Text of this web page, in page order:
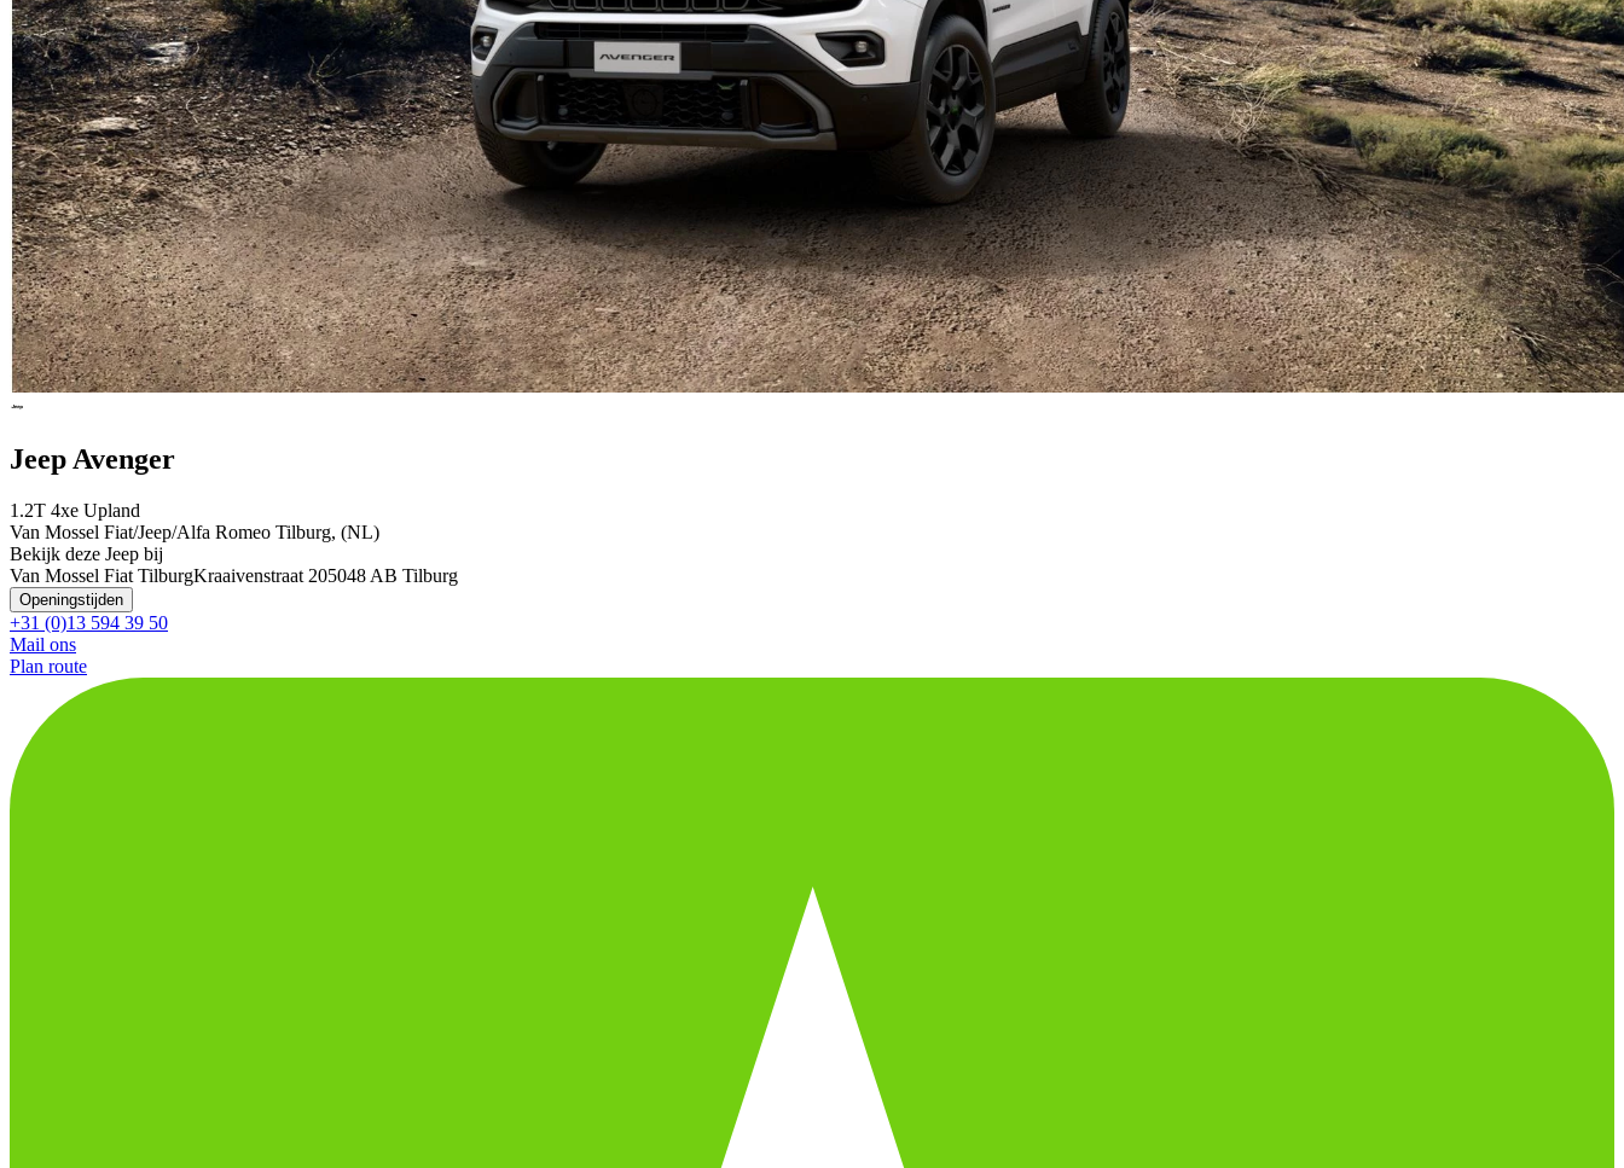
Jeep Avenger
1.2T 4xe Upland
Van Mossel Fiat/Jeep/Alfa Romeo Tilburg, (NL)
Bekijk deze Jeep bij
Van Mossel Fiat TilburgKraaivenstraat 205048 AB Tilburg
Openingstijden
+31 (0)13 594 39 50
Mail ons
Plan route